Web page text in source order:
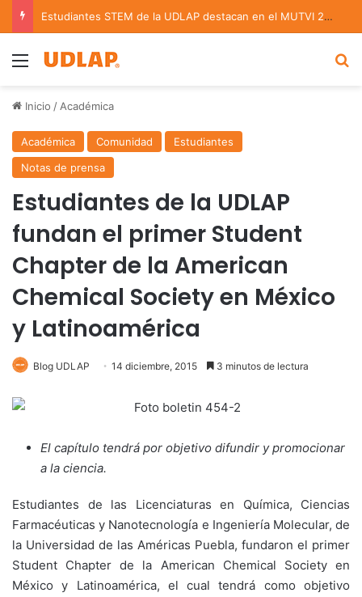
Estudiantes STEM de la UDLAP destacan en el MUTVI 2026
Menu
Inicio / Académica
Académica Comunidad
Estudiantes
Notas de prensa
Estudiantes de la UDLAP
fundan el primer Student
Chapter de la American
Chemical Society en México
y Latinoamérica
Blog UDLAP 14 diciembre, 2015 3 minutos de lectura
El capítulo tendrá por objetivo difundir y promocionar
a la ciencia.
Estudiantes de las Licenciaturas en Química, Ciencias
Farmacéuticas y Nanotecnología e Ingeniería Molecular, de
la Universidad de las Américas Puebla, fundaron el primer
Student Chapter de la American Chemical Society en
México y Latinoamérica, el cual tendrá como objetivo